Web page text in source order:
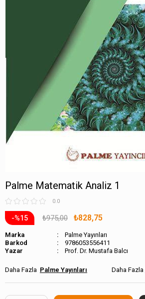
Palme Matematik Analiz 1
0.0
15 ₺975,00 ₺828,75
Marka
Palme Yayınları
Barkod
9786053556411
Prof. Dr. Mustafa Balcı
Palme Yayınları